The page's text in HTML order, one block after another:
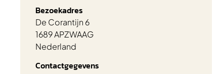
Bezoekadres
De Corantijn 6
1689 APZWAAG
Nederland
Contactgegevens